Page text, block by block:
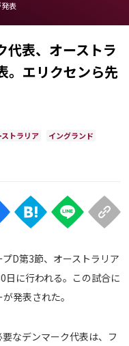
iOS Apps
Android
Web
TV
表
代表、オーストラ
。エリクセンら先
トラリア
イングランド
D第3節、オーストラリア
日に行われる。この試合に
発表された。
なデンマーク代表は、フ